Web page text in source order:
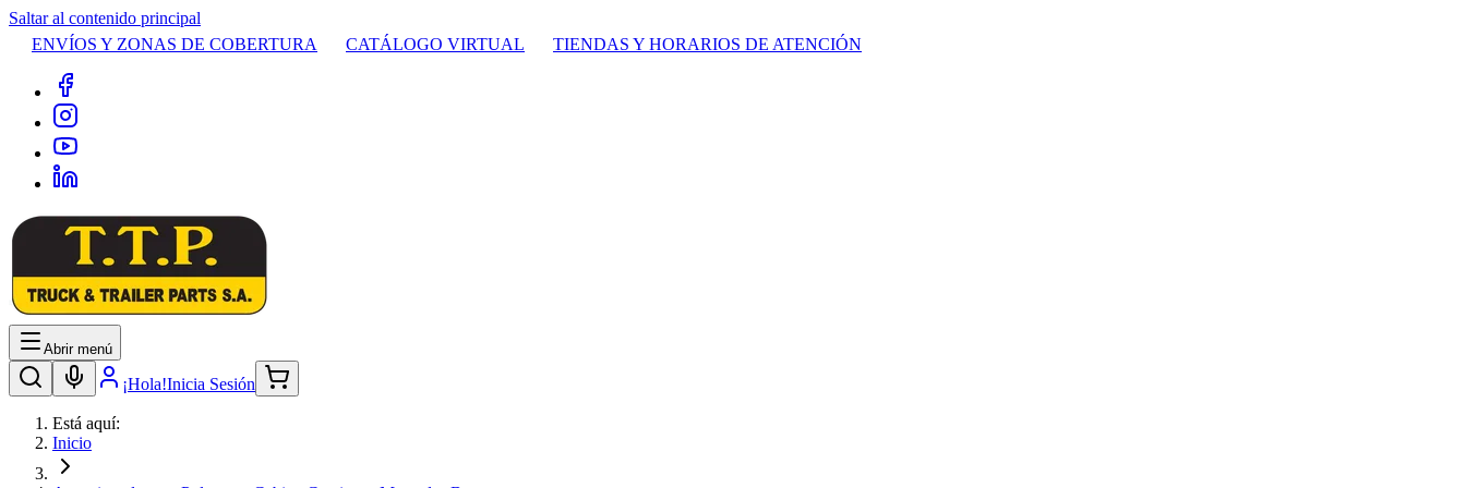
Saltar al contenido principal
ENVÍOS Y ZONAS DE COBERTURA
CATÁLOGO VIRTUAL TIENDAS Y HORARIOS DE ATENCIÓN
Abrir menú
¡Hola!Inicia Sesión
Está aquí:
Inicio